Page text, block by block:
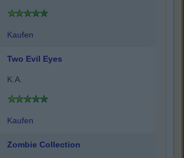
Kaufen
Two Evil Eyes
K.A.
Kaufen
Zombie Collection